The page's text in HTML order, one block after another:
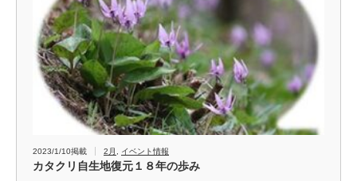
2023/1/10掲載 2月 イベント情報
カタクリ自生地復元１８年の歩み